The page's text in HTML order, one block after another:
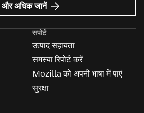
Mozilla
विज्ञापन
और अधिक जानें
सपोर्ट
उत्पाद सहायता
समस्या रिपोर्ट करें
Mozilla को अपनी भाषा में पाएं
सुरक्षा